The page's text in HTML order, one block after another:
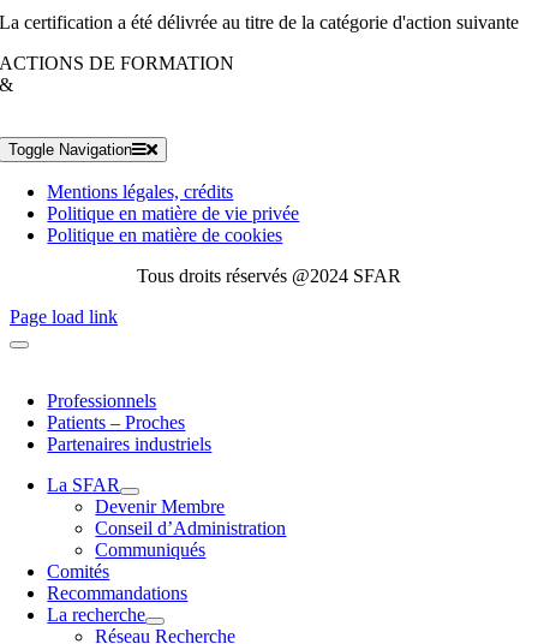
La certification a été délivrée au titre de la catégorie d'action suivante
ACTIONS DE FORMATION
&
Toggle Navigation
Mentions légales, crédits
Politique en matière de vie privée
Politique en matière de cookies
Tous droits réservés @2024 SFAR
Page load link
Professionnels
Patients – Proches
Partenaires industriels
La SFAR
Devenir Membre
Conseil d’Administration
Communiqués
Comités
Recommandations
La recherche
Réseau Recherche